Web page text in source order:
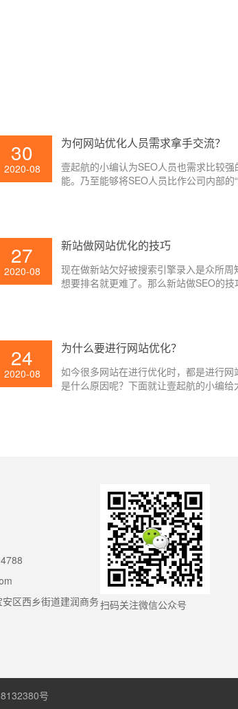
30
2020-08
为何网站优化人员需求拿手交流？
壹起航的小编认为SEO人员也需求比较强
能。乃至能够将SEO人员比作公司内部的
到, 网站优化作业也就无法顺利开展。
27
2020-08
新站做网站优化的技巧
现在做新站欠好被搜索引擎录入是众所周
想要排名就更难了。那么新站做SEO的
24
2020-08
为什么要进行网站优化？
如今很多网站在进行优化时，都是进行网
是什么原因呢？下面就让壹起航的小编给
区西乡街道建润商务扫码关注微信公众号
号